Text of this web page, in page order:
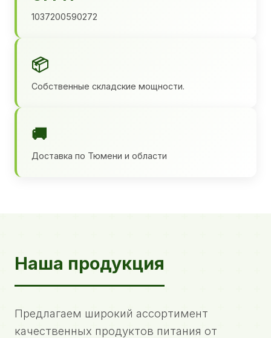
1037200590272
📦
Собственные складские мощности.
🚚
Доставка по Тюмени и области
Наша продукция
Предлагаем широкий ассортимент
качественных продуктов питания от